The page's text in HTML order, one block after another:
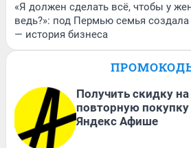
«Я должен сделать всё, чтобы у
ведь?»: под Пермью семья
— история бизнеса
Получить скидку
повторную
Яндекс Афише